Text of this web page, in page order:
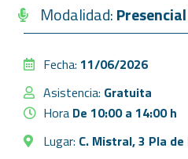
Modalidad:Presencial
Fecha: 11/06/2026
Asistencia: Gratuita
Hora De 10:00 a 14:00 h
Lugar: C. Mistral, 3 Pla